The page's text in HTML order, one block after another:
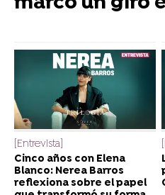
[Entrevista]
Cinco años con Elena
Blanco: Nerea Barros
reflexiona sobre el papel